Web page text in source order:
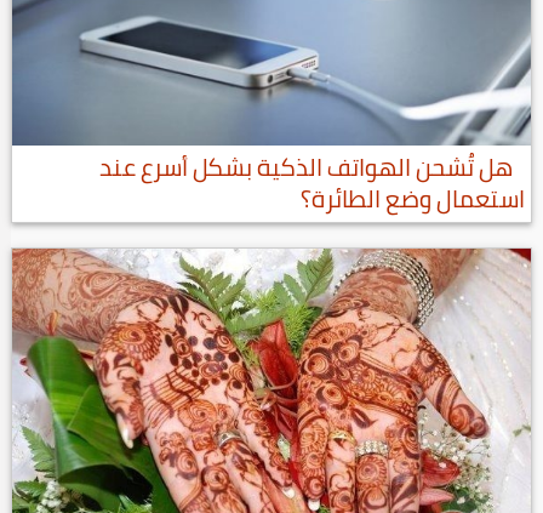
هل تُشحن الهواتف الذكية بشكل أسرع عند
استعمال وضع الطائرة؟